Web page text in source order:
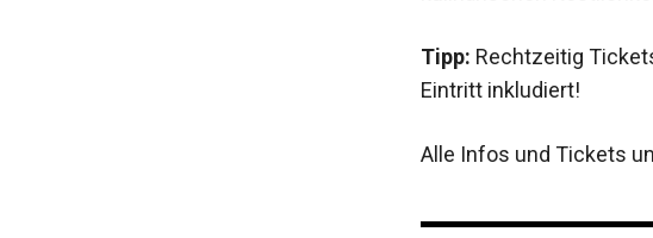
Tipp: Rechtzeitig
Eintritt inkludiert!
Alle Infos und Tickets